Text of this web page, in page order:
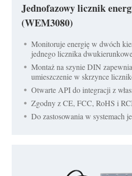
Jednofazowy licznik
(WEM3080)
Monitoruje energię w dwóch
jednego licznika
Montaż na szynie DIN
umieszczenie w skrzynce
Otwarte API do integracji z
Zgodny z CE, FCC, RoHS i
Do zastosowania w systemach